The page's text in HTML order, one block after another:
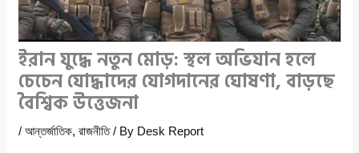
ইরান যুদ্ধে নতুন মোড়: স্থল অভিযান হলে
চেচেন যোদ্ধাদের যোগদানের ঘোষণা, বাড়ছে
বৈশ্বিক উত্তেজনা
/আন্তর্জাতিক,রাজনীতি/ By Desk Report